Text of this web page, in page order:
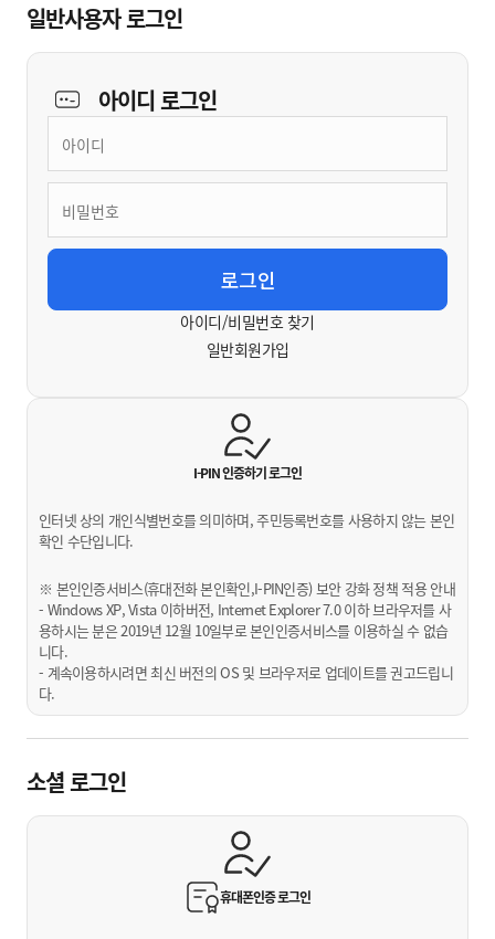
일반사용자 로그인
아이디로그인
아이디/비밀번호 찾기
일반회원가입
I-PIN 인증하기로그인
인터넷 상의 개인식별번호를 의미하며, 주민등록번호를 사용하지 않는 본인
확인 수단입니다.
※ 본인인증서비스(휴대전화 본인확인,I-PIN인증) 보안 강화 정책 적용 안내
- Windows XP, Vista 이하버전, Internet Explorer 7.0 이하 브라우저를 사
용하시는 분은 2019년 12월 10일부로 본인인증서비스를 이용하실 수 없습
니다.
- 계속이용하시려면 최신 버전의 OS 및 브라우저로 업데이트를 권고드립니
다.
소셜 로그인
휴대폰인증로그인